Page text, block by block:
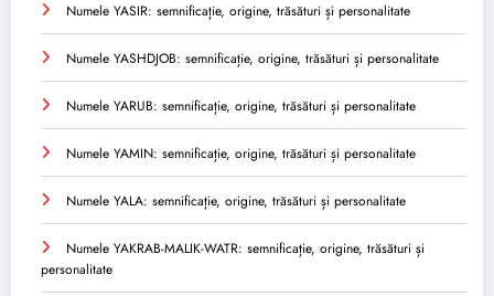
Numele YASIR: semnificație, origine, trăsături și personalitate
Numele YASHDJOB: semnificație, origine, trăsături și personalitate
Numele YARUB: semnificație, origine, trăsături și personalitate
Numele YAMIN: semnificație, origine, trăsături și personalitate
Numele YALA: semnificație, origine, trăsături și personalitate
Numele YAKRAB-MALIK-WATR: semnificație, origine, trăsături și
personalitate